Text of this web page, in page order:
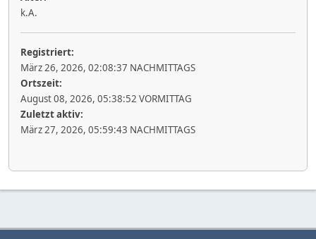
k.A.
Registriert:
März 26, 2026, 02:08:37 NACHMITTAGS
Ortszeit:
August 08, 2026, 05:38:52 VORMITTAG
Zuletzt aktiv:
März 27, 2026, 05:59:43 NACHMITTAGS